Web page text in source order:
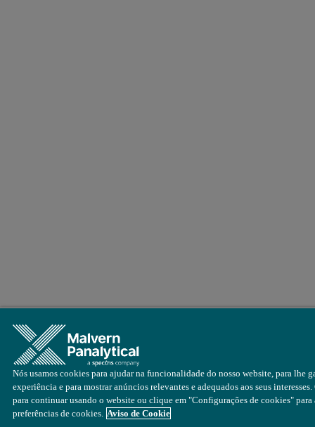
Nós usamos cookies para ajudar na funcionalidade do nosso website, para lhe
experiência e para mostrar anúncios relevantes e adequados aos seus
para continuar usando o website ou clique em "Configurações de cookies" para
preferências de cookies. Aviso de Cookie